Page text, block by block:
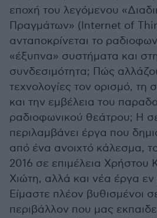
εποχή του λεγόμενου
Πραγμάτων» (Internet of
ανταποκρίνεται το
«έξυπνα» συστήματα και
συνδεσιμότητα; Πώς
τεχνολογίες τον ορισμό, τη
και την εμβέλεια του
ραδιοφωνικού θεάτρου; H
περιλαμβάνει έργα που
από ένα ανοιχτό κάλεσμα,
2016 σε επιμέλεια
Χιώτη, αλλά και νέα έργα
Είμαστε πλέον βυθισμένοι
περιβάλλον που μας